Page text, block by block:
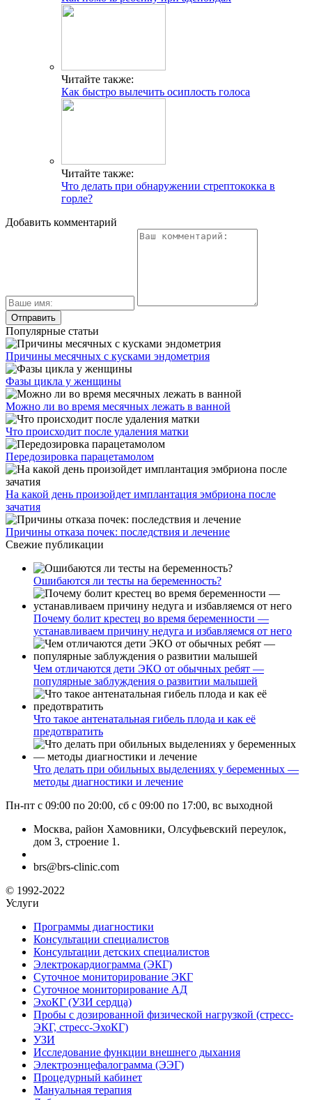
Читайте также:
Как быстро вылечить осиплость голоса
Читайте также:
Что делать при обнаружении стрептококка в
горле?
Добавить комментарий
Популярные статьи
Причины месячных с кусками эндометрия
Фазы цикла у женщины
Можно ли во время месячных лежать в ванной
Что происходит после удаления матки
Передозировка парацетамолом
На какой день произойдет имплантация эмбриона после
зачатия
Причины отказа почек: последствия и лечение
Свежие публикации
Ошибаются ли тесты на беременность?
Почему болит крестец во время беременности —
устанавливаем причину недуга и избавляемся от него
Чем отличаются дети ЭКО от обычных ребят —
популярные заблуждения о развитии малышей
Что такое антенатальная гибель плода и как её
предотвратить
Что делать при обильных выделениях у беременных —
методы диагностики и лечение
Пн-пт с 09:00 по 20:00, сб с 09:00 по 17:00, вс выходной
Москва, район Хамовники, Олсуфьевский переулок,
дом 3, строение 1.
brs@brs-clinic.com
© 1992-2022
Услуги
Программы диагностики
Консультации специалистов
Консультации детских специалистов
Электрокардиограмма (ЭКГ)
Суточное мониторирование ЭКГ
Суточное мониторирование АД
ЭхоКГ (УЗИ сердца)
Пробы с дозированной физической нагрузкой (стресс-
ЭКГ, стресс-ЭхоКГ)
УЗИ
Исследование функции внешнего дыхания
Электроэнцефалограмма (ЭЭГ)
Процедурный кабинет
Мануальная терапия